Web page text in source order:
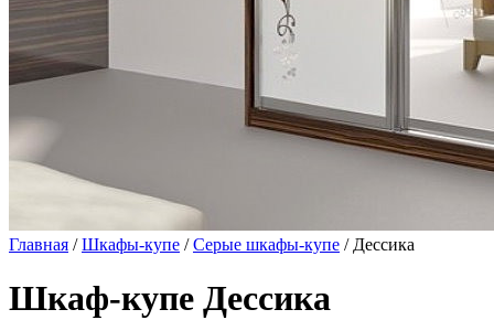
Главная /Шкафы-купе /Серые шкафы-купе / Дессика
Шкаф-купе Дессика